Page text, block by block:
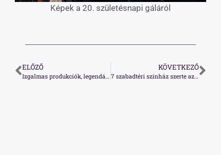
Képek a 20. születésnapi gáláról
ELŐZŐ
Izgalmas produkciók, legendás előadók a Zsámbéki Nyári Színházban
KÖVETKEZŐ
7 szabadtéri színház szerte az országban, ahol különleges előadásokkal készültek a nyárra